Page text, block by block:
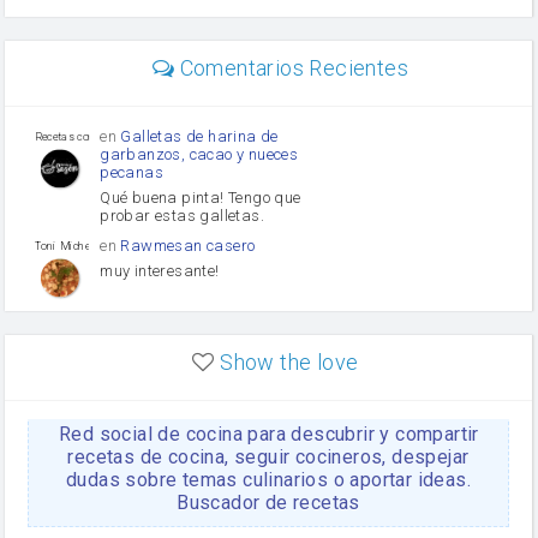
Comentarios Recientes
Recetas con sazon
en Galletas de harina de
garbanzos, cacao y nueces
pecanas
Qué buena pinta! Tengo que
probar estas galletas.
Toni Michel Caubet
en Rawmesan casero
muy interesante!
enLasaña casera fácil y
HOJALDROSA TV
enGachas de la abuela
Rosa
https://youtu.be/Mz69gcVO3sI
Rosa enReceta Del Bizcocho
Show the love
Red social de cocina para descubrir y compartir
recetas de cocina, seguir cocineros, despejar
dudas sobre temas culinarios o aportar ideas.
Buscador de recetas